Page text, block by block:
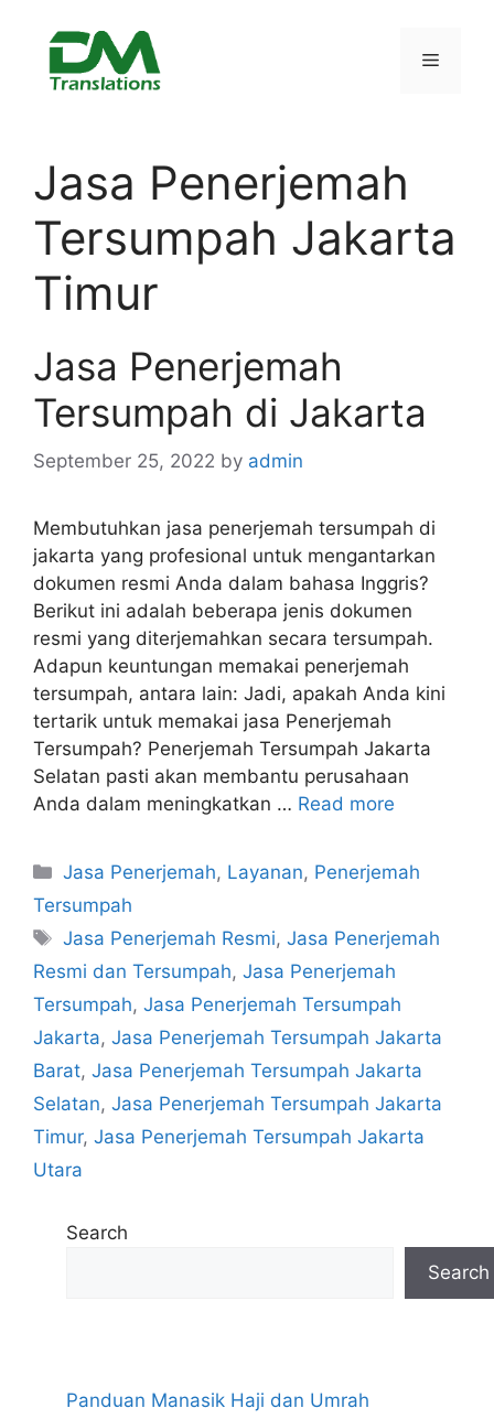
content
Menu
Jasa Penerjemah
Tersumpah Jakarta
Timur
Jasa Penerjemah
Tersumpah di Jakarta
September 25, 2022 by admin
Membutuhkan jasa penerjemah tersumpah di
jakarta yang profesional untuk mengantarkan
dokumen resmi Anda dalam bahasa Inggris?
Berikut ini adalah beberapa jenis dokumen
resmi yang diterjemahkan secara tersumpah.
Adapun keuntungan memakai penerjemah
tersumpah, antara lain: Jadi, apakah Anda kini
tertarik untuk memakai jasa Penerjemah
Tersumpah? Penerjemah Tersumpah Jakarta
Selatan pasti akan membantu perusahaan
Anda dalam meningkatkan … Read more
Categories
Jasa Penerjemah, Layanan, Penerjemah
Tersumpah
Tags
Jasa Penerjemah Resmi,Jasa Penerjemah
Resmi dan Tersumpah, Jasa Penerjemah
Tersumpah, Jasa Penerjemah Tersumpah
Jakarta, Jasa Penerjemah Tersumpah Jakarta
Barat, Jasa Penerjemah Tersumpah Jakarta
Selatan, Jasa Penerjemah Tersumpah Jakarta
Timur, Jasa Penerjemah Tersumpah Jakarta
Utara
Search
Search
Panduan Manasik Haji dan Umrah